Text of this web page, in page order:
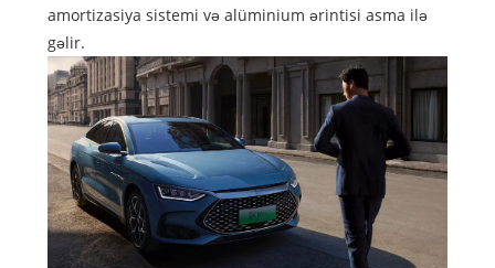
amortizasiya sistemi və alüminium ərintisi asma ilə
gəlir.